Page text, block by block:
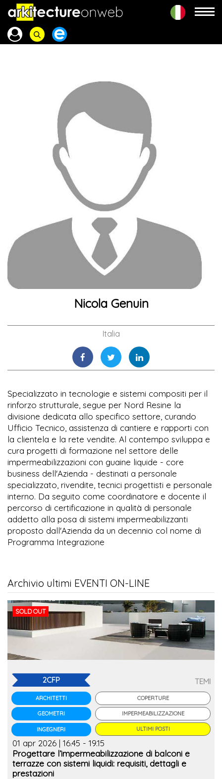
Nicola Genuin
Italia
Specializzato in tecnologie e sistemi compositi per il
rinforzo strutturale, segue per Nord Resine la
divisione dedicata allo specifico settore, curando
Ufficio Tecnico, assistenza di cantiere e rapporti con
la clientela e la rete vendite. Al contempo sviluppa e
cura progetti di formazione nel settore delle
impermeabilizzazioni con guaine liquide - core
business dell'Azienda - destinati a personale
specializzato, rivendite, tecnici progettisti e personale
interno. Da seguito come coordinatore e docente il
percorso di certificazione in qualità di personale
addetto alla posa di sistemi impermeabilizzanti
proposto dall'Azienda da un decennio col nome di
Programma Integrazione
Archivio ultimi EVENTI ON-LINE
SOLD OUT
2CFP
ARCHITETTI
GEOMETRI
INGEGNERI
TEMI
COPERTURE
IMPERMEABILIZZAZIONE
ULTIMI POSTI
01 apr 2026 | 16.45 - 19.15
Progettare l’impermeabilizzazione di balconi e
terrazze con sistemi liquidi: requisiti, dettagli e
prestazioni